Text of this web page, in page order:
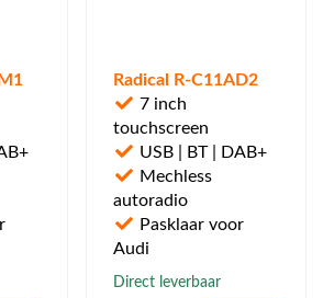
Radical R-C11AD2
7 inch
touchscreen
USB | BT | DAB+
Mechless
autoradio
Pasklaar voor
Audi
Direct leverbaar